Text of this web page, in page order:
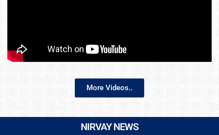
More Videos..
NIRVAY NEWS